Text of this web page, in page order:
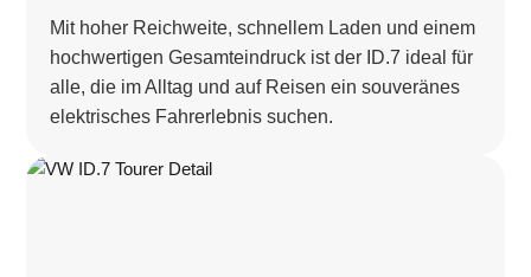
Mit hoher Reichweite, schnellem Laden und einem
hochwertigen Gesamteindruck ist der ID.7 ideal für
alle, die im Alltag und auf Reisen ein souveränes
elektrisches Fahrerlebnis suchen.